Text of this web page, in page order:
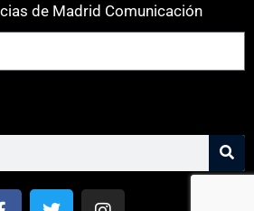
de Madrid Comunicación